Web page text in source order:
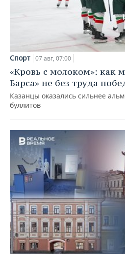
Спорт 07 авг, 07:00
«Кровь с молоком»: как
Барса» не без труда
Казанцы оказались сильнее
буллитов